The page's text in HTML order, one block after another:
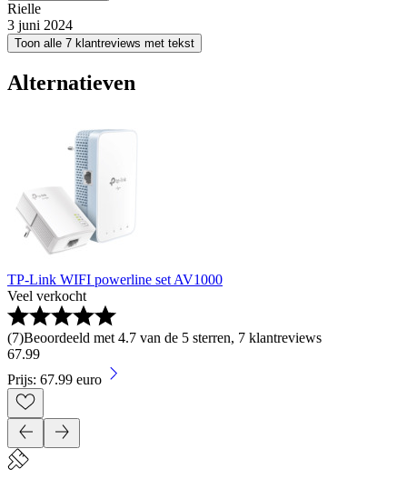
Rielle
3 juni 2024
Toon alle 7 klantreviews met tekst
Alternatieven
TP-Link WIFI powerline set AV1000
Veel verkocht
(7)Beoordeeld met 4.7 van de 5 sterren, 7 klantreviews
67.99
Prijs: 67.99 euro